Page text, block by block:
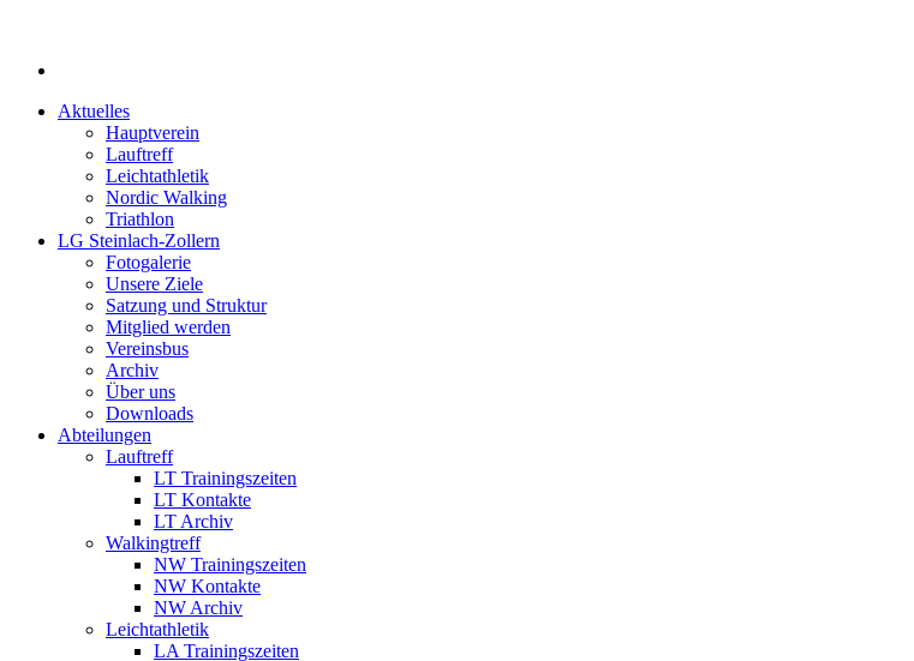
Aktuelles
Hauptverein
Lauftreff
Leichtathletik
Nordic Walking
Triathlon
LG Steinlach-Zollern
Fotogalerie
Unsere Ziele
Satzung und Struktur
Mitglied werden
Vereinsbus
Archiv
Über uns
Downloads
Abteilungen
Lauftreff
LT Trainingszeiten
LT Kontakte
LT Archiv
Walkingtreff
NW Trainingszeiten
NW Kontakte
NW Archiv
Leichtathletik
LA Trainingszeiten